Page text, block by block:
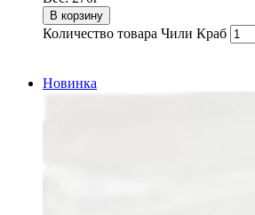
В корзину
Количество товара Чили Краб
Новинка